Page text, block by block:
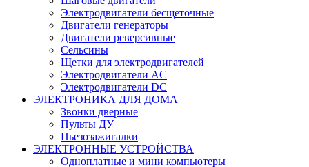
Электродвигатели бесщеточные
Двигатели генераторы
Двигатели реверсивные
Сельсины
Щетки для электродвигателей
Электродвигатели AC
Электродвигатели DC
ЭЛЕКТРОНИКА ДЛЯ ДОМА
Звонки дверные
Пульты ДУ
Пьезозажигалки
ЭЛЕКТРОННЫЕ УСТРОЙСТВА
Одноплатные и мини компьютеры